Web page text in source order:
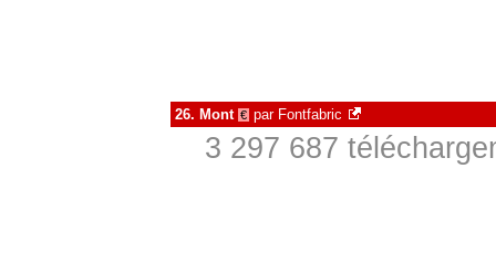
26. Mont € par Fontfabric
3 297 687